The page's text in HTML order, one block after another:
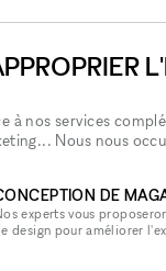
à nos services
Nous nous
DE
experts vous
design pour améliorer